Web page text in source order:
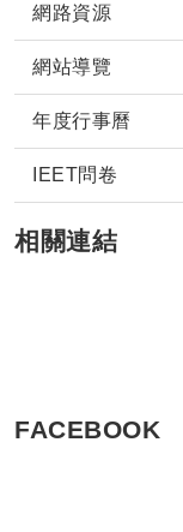
網路資源
網站導覽
年度行事曆
IEET問卷
相關連結
FACEBOOK